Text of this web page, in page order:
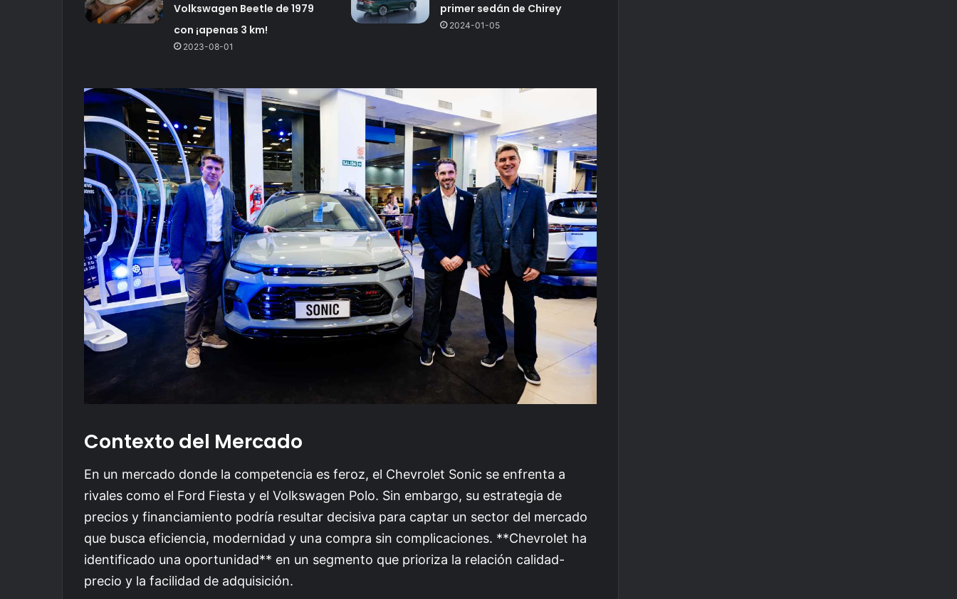
Volkswagen Beetle de 1979
con ¡apenas 3 km!
2023-08-01
primer sedán de Chirey
2024-01-05
Contexto del Mercado
En un mercado donde la competencia es feroz, el Chevrolet Sonic se enfrenta a
rivales como el Ford Fiesta y el Volkswagen Polo. Sin embargo, su estrategia de
precios y financiamiento podría resultar decisiva para captar un sector del mercado
que busca eficiencia, modernidad y una compra sin complicaciones. **Chevrolet ha
identificado una oportunidad** en un segmento que prioriza la relación calidad-
precio y la facilidad de adquisición.